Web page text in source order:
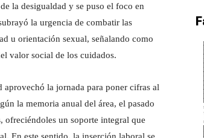
la desigualdad y se puso el foco en
la urgencia de combatir las
u orientación sexual, señalando como
valor social de los cuidados.
la jornada para poner cifras al
la memoria anual del área, el pasado
, ofreciéndoles un soporte integral que